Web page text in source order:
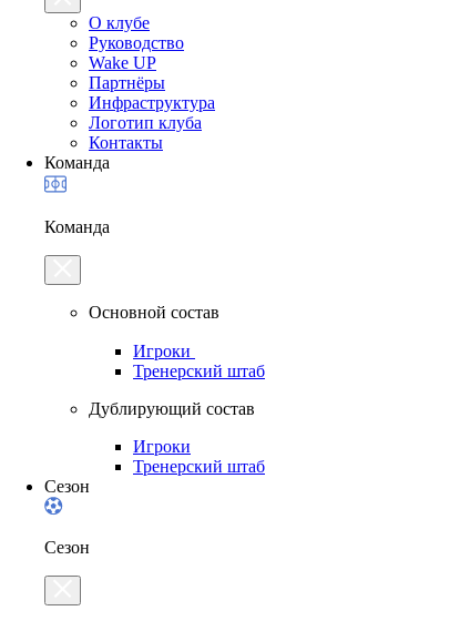
О клубе
Руководство
Wake UP
Партнёры
Инфраструктура
Логотип клуба
Контакты
Команда
Команда
Основной состав
Игроки
Тренерский штаб
Дублирующий состав
Игроки
Тренерский штаб
Сезон
Сезон